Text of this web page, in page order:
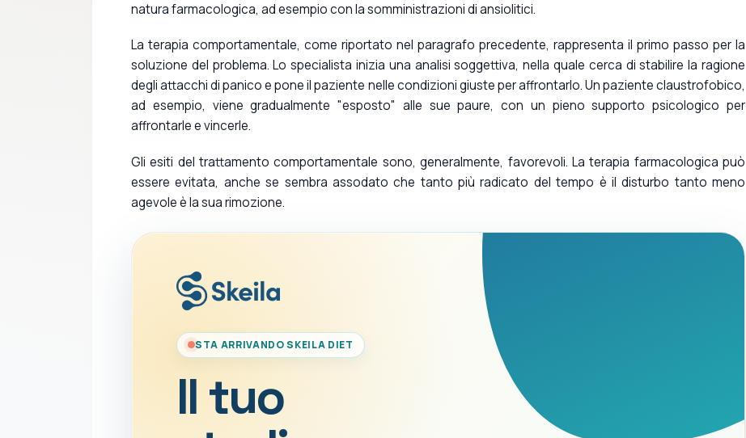
natura farmacologica, ad esempio con la somministrazioni di ansiolitici.
La terapia comportamentale, come riportato nel paragrafo precedente, rappresenta il primo passo per la
soluzione del problema. Lo specialista inizia una analisi soggettiva, nella quale cerca di stabilire la ragione
degli attacchi di panico e pone il paziente nelle condizioni giuste per affrontarlo. Un paziente claustrofobico,
ad esempio, viene gradualmente "esposto" alle sue paure, con un pieno supporto psicologico per
affrontarle e vincerle.
Gli esiti del trattamento comportamentale sono, generalmente, favorevoli. La terapia farmacologica può
essere evitata, anche se sembra assodato che tanto più radicato del tempo è il disturbo tanto meno
agevole è la sua rimozione.
STA ARRIVANDO SKEILA DIET
Il tuo